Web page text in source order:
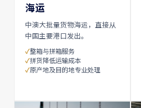
海运
中澳大批量货物海运，直接从
中国主要港口发出。
整箱与拼箱服务
拼货降低运输成本
原产地及目的地专业处理